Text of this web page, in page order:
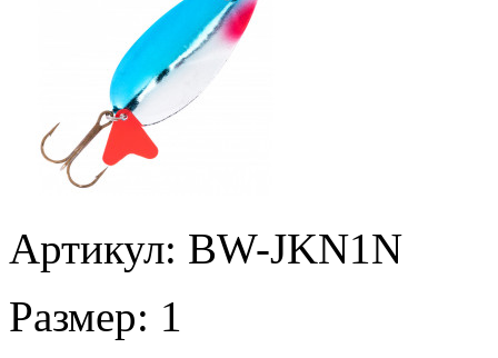
Артикул: BW-JKN1N
Размер: 1